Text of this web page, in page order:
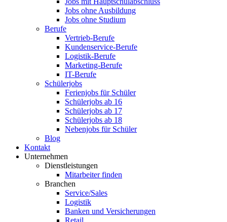
Jobs ohne Ausbildung
Jobs ohne Studium
Berufe
Vertrieb-Berufe
Kundenservice-Berufe
Logistik-Berufe
Marketing-Berufe
IT-Berufe
Schülerjobs
Ferienjobs für Schüler
Schülerjobs ab 16
Schülerjobs ab 17
Schülerjobs ab 18
Nebenjobs für Schüler
Blog
Kontakt
Unternehmen
Dienstleistungen
Mitarbeiter finden
Branchen
Service/Sales
Logistik
Banken und Versicherungen
Retail